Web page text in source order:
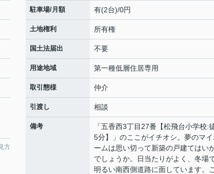
方
駐車場/月額 有(2台)/0円
土地権利 所有権
国土法届出 不要
用途地域 第一種低層住居専用
取引態様 仲介
引渡し 相談
備考
「五香西3丁目27番【松飛台小学校:
5分】」のここがイチオシ。夢のマ
ームは思い切って新築の戸建てはい
でしょうか。日当たりがよく、冬場
明るい南西側道路に面しています。